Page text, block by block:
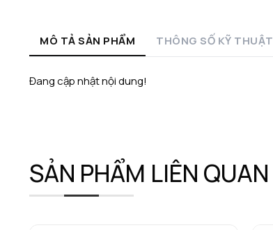
MÔ TẢ SẢN PHẨM THÔNG SỐ KỸ THUẬT
Đang cập nhật nội dung!
SẢN PHẨM LIÊN QUAN